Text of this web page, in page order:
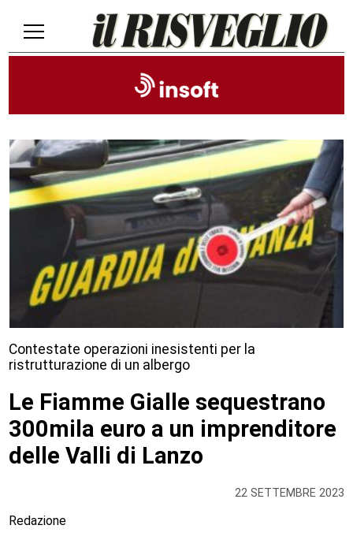
22 SETTEMBRE 2023
Contestate operazioni inesistenti per la
ristrutturazione di un albergo
Le Fiamme Gialle sequestrano
300mila euro a un imprenditore
delle Valli di Lanzo
Redazione